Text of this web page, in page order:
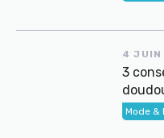
4
3
Mode &